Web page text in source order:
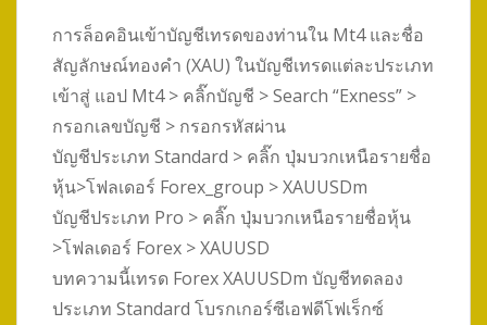
การล็อคอินเข้าบัญชีเทรดของท่านใน Mt4 และชื่อ
สัญลักษณ์ทองคำ (XAU) ในบัญชีเทรดแต่ละประเภท
เข้าสู่ แอป Mt4 > คลิ๊กบัญชี > Search “Exness” >
กรอกเลขบัญชี > กรอกรหัสผ่าน
บัญชีประเภท Standard > คลิ๊ก ปุ่มบวกเหนือรายชื่อ
หุ้น>โฟลเดอร์ Forex_group > XAUUSDm
บัญชีประเภท Pro > คลิ๊ก ปุ่มบวกเหนือรายชื่อหุ้น
>โฟลเดอร์ Forex > XAUUSD
บทความนี้เทรด Forex XAUUSDm บัญชีทดลอง
ประเภท Standard โบรกเกอร์ซีเอฟดีโฟเร็กซ์